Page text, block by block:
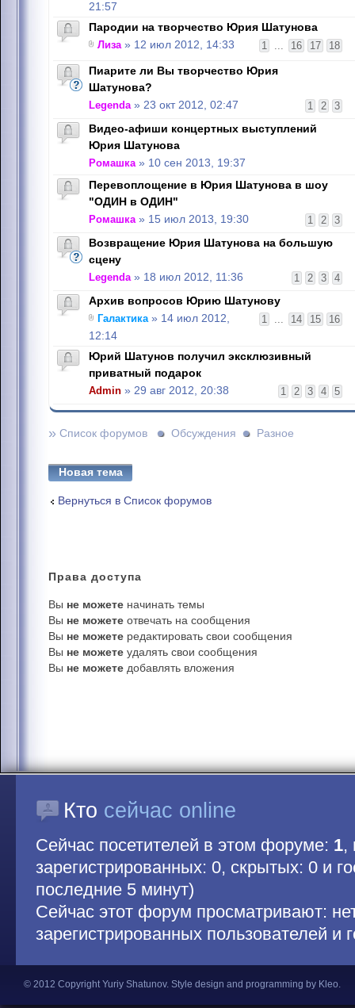
21:57
Пародии на творчество Юрия Шатунова
1 ... 16 17 18
Лиза» 12 июл 2012, 14:33
Пиарите ли Вы творчество Юрия
Шатунова?
1 2 3
Legenda» 23 окт 2012, 02:47
Видео-афиши концертных выступлений
Юрия Шатунова
Ромашка» 10 сен 2013, 19:37
Перевоплощение в Юрия Шатунова в шоу
"ОДИН в ОДИН"
1 2 3
Ромашка» 15 июл 2013, 19:30
Возвращение Юрия Шатунова на большую
сцену
1 2 3 4
Legenda» 18 июл 2012, 11:36
Архив вопросов Юрию Шатунову
1 ... 14 15 16
Галактика» 14 июл 2012,
12:14
Юрий Шатунов получил эксклюзивный
приватный подарок
1 2 3 4 5
Admin » 29 авг 2012, 20:38
» Список форумов Обсуждения Разное
Новая тема
Вернуться в Список форумов
Права доступа
Вы не можете начинать темы
Вы не можете отвечать на сообщения
Вы не можете редактировать свои сообщения
Вы не можете удалять свои сообщения
Вы не можете добавлять вложения
Кто сейчас online
Сейчас посетителей в этом форуме: 1,
зарегистрированных: 0, скрытых: 0 и
последние 5 минут)
Сейчас этот форум просматривают:
зарегистрированных пользователей и
© 2012 Copyright Yuriy Shatunov. Style design and programming by Kleo.